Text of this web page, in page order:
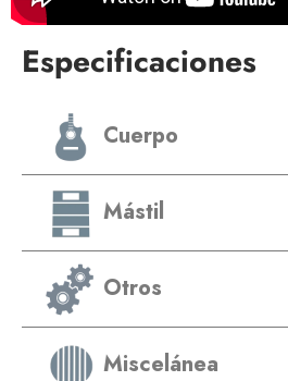
Especificaciones
Cuerpo
Mástil
Otros
Miscelánea